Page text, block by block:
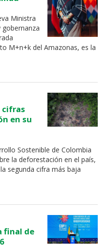
Ministra
gobernanza
M+n+k del Amazonas, es la
cifras
en su
Sostenible de Colombia
la deforestación en el país,
segunda cifra más baja
final de